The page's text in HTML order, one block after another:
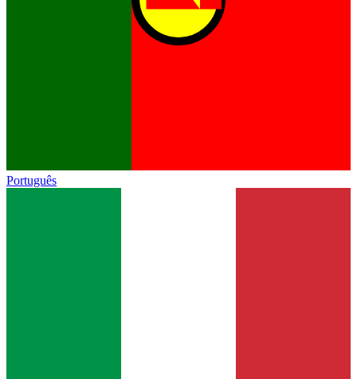
Português